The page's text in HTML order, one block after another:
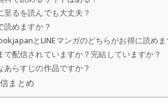
るを読んでも大丈夫？
読めますか？
とLINEマンガのどちらがお得に読め
配信されていますか？完結していますか？
らすじの作品ですか？
まとめ